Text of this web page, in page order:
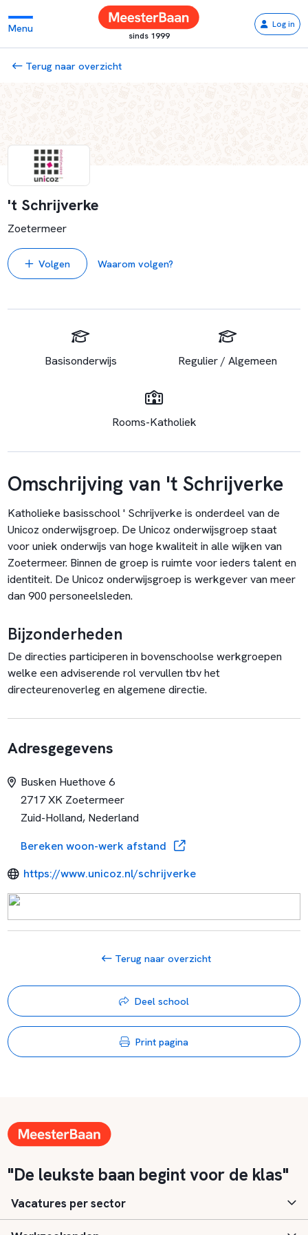
Menu
sinds 1999
Log in
Terug naar overzicht
't Schrijverke
Zoetermeer
Volgen Waarom volgen?
Basisonderwijs Regulier / Algemeen
Rooms-Katholiek
Omschrijving van 't Schrijverke
Katholieke basisschool ' Schrijverke is onderdeel van de
Unicoz onderwijsgroep. De Unicoz onderwijsgroep staat
voor uniek onderwijs van hoge kwaliteit in alle wijken van
Zoetermeer. Binnen de groep is ruimte voor ieders talent en
identiteit. De Unicoz onderwijsgroep is werkgever van meer
dan 900 personeelsleden.
Bijzonderheden
De directies participeren in bovenschoolse werkgroepen
welke een adviserende rol vervullen tbv het
directeurenoverleg en algemene directie.
Adresgegevens
Busken Huethove 6
2717 XK Zoetermeer
Zuid-Holland, Nederland
Bereken woon-werk afstand
https://www.unicoz.nl/schrijverke
Terug naar overzicht
Deel school
Print pagina
"De leukste baan begint voor de klas"
Vacatures per sector